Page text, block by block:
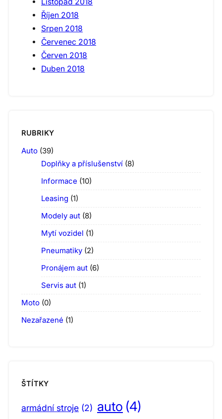
Listopad 2018
Říjen 2018
Srpen 2018
Červenec 2018
Červen 2018
Duben 2018
RUBRIKY
Auto (39)
Doplňky a příslušenství (8)
Informace (10)
Leasing (1)
Modely aut (8)
Mytí vozidel (1)
Pneumatiky (2)
Pronájem aut (6)
Servis aut (1)
Moto (0)
Nezařazené (1)
ŠTÍTKY
armádní stroje (2) auto (4)